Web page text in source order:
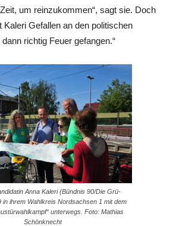
um reinzukommen“, sagt sie. Doch
Kaleri Gefallen an den politischen
richtig Feuer gefangen.“
Anna Kaleri (Bündnis 90/Die Grü-
in ihrem Wahlkreis Nordsachsen 1 mit dem
unterwegs. Foto: Mathias
Schönknecht